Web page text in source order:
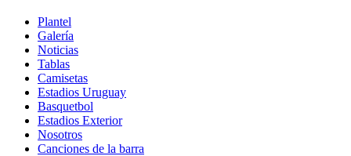
Plantel
Galería
Noticias
Tablas
Camisetas
Estadios Uruguay
Basquetbol
Estadios Exterior
Nosotros
Canciones de la barra